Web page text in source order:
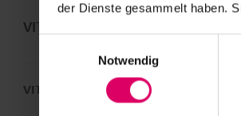
der Dienste gesammelt haben.
Notwendig
VITA ENAMIC
VITA ENAMIC for CEREC/inLab, 5 pcs.